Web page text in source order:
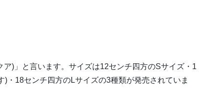
)」と言います。サイズは12センチ四方のSサイズ・1
・18センチ四方のLサイズの3種類が発売されていま